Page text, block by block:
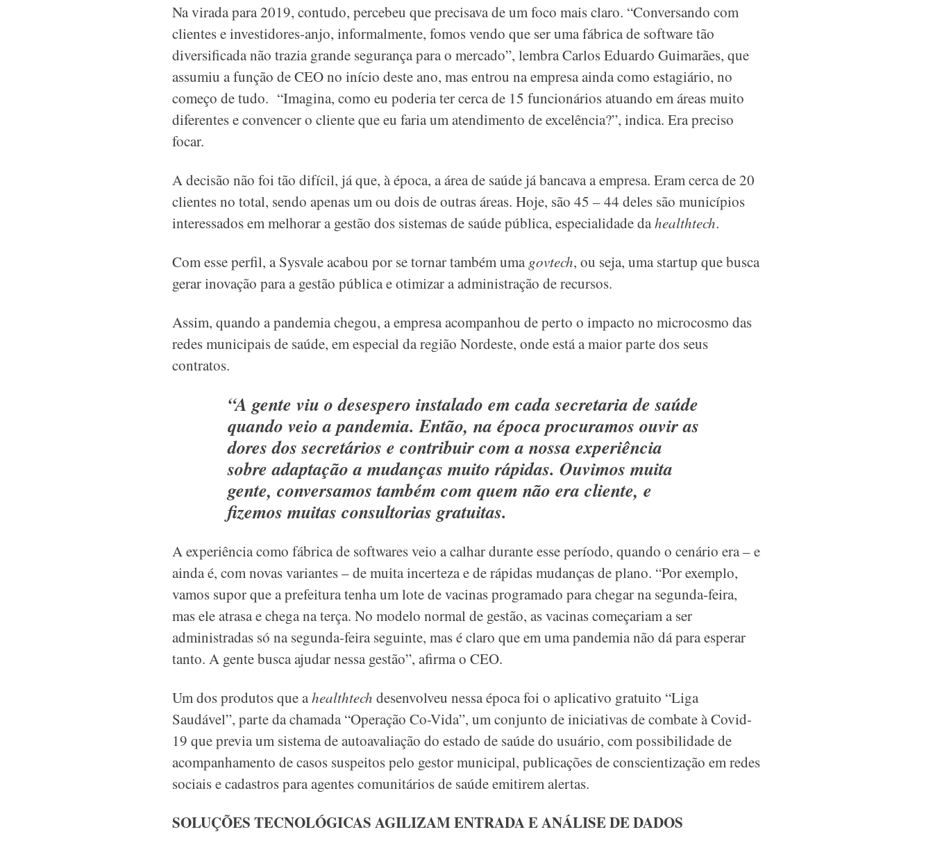
Na virada para 2019, contudo, percebeu que precisava de um foco mais claro. “Conversando com
clientes e investidores-anjo, informalmente, fomos vendo que ser uma fábrica de software tão
diversificada não trazia grande segurança para o mercado”, lembra Carlos Eduardo Guimarães, que
assumiu a função de CEO no início deste ano, mas entrou na empresa ainda como estagiário, no
começo de tudo. “Imagina, como eu poderia ter cerca de 15 funcionários atuando em áreas muito
diferentes e convencer o cliente que eu faria um atendimento de excelência?”, indica. Era preciso
focar.
A decisão não foi tão difícil, já que, à época, a área de saúde já bancava a empresa. Eram cerca de 20
clientes no total, sendo apenas um ou dois de outras áreas. Hoje, são 45 – 44 deles são municípios
interessados em melhorar a gestão dos sistemas de saúde pública, especialidade dahealthtech.
Com esse perfil, a Sysvale acabou por se tornar também uma govtech, ou seja, uma startup que busca
gerar inovação para a gestão pública e otimizar a administração de recursos.
Assim, quando a pandemia chegou, a empresa acompanhou de perto o impacto no microcosmo das
redes municipais de saúde, em especial da região Nordeste, onde está a maior parte dos seus
contratos.
“A gente viu o desespero instalado em cada secretaria de saúde
quando veio a pandemia. Então, na época procuramos ouvir as
dores dos secretários e contribuir com a nossa experiência
sobre adaptação a mudanças muito rápidas. Ouvimos muita
gente, conversamos também com quem não era cliente, e
fizemos muitas consultorias gratuitas.
A experiência como fábrica de softwares veio a calhar durante esse período, quando o cenário era – e
ainda é, com novas variantes – de muita incerteza e de rápidas mudanças de plano. “Por exemplo,
vamos supor que a prefeitura tenha um lote de vacinas programado para chegar na segunda-feira,
mas ele atrasa e chega na terça. No modelo normal de gestão, as vacinas começariam a ser
administradas só na segunda-feira seguinte, mas é claro que em uma pandemia não dá para esperar
tanto. A gente busca ajudar nessa gestão”, afirma o CEO.
Um dos produtos que ahealthtech desenvolveu nessa época foi o aplicativo gratuito “Liga
Saudável”, parte da chamada “Operação Co-Vida”, um conjunto de iniciativas de combate à Covid-
19 que previa um sistema de autoavaliação do estado de saúde do usuário, com possibilidade de
acompanhamento de casos suspeitos pelo gestor municipal, publicações de conscientização em redes
sociais e cadastros para agentes comunitários de saúde emitirem alertas.
SOLUÇÕES TECNOLÓGICAS AGILIZAM ENTRADA E ANÁLISE DE DADOS